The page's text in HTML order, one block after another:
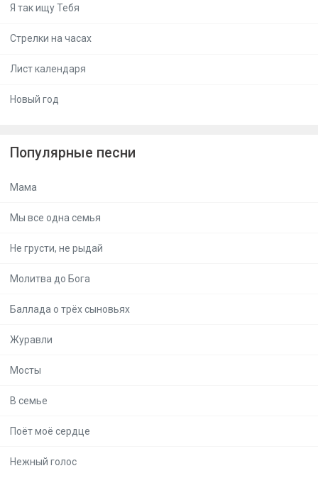
Я так ищу Тебя
Стрелки на часах
Лист календаря
Новый год
Популярные песни
Мама
Мы все одна семья
Не грусти, не рыдай
Молитва до Бога
Баллада о трёх сыновьях
Журавли
Мосты
В семье
Поёт моё сердце
Нежный голос